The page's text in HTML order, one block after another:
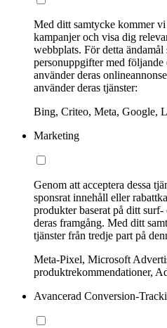
Med ditt samtycke kommer
kampanjer och visa dig
webbplats. För detta
personuppgifter med följande
använder deras
använder deras tjänster:
Bing, Criteo, Meta, Google,
Marketing
Genom att acceptera dessa
sponsrat innehåll eller
produkter baserat på ditt
deras framgång. Med ditt
tjänster från tredje part på
Meta-Pixel, Microsoft
produktrekommendationer,
Avancerad Conversion-